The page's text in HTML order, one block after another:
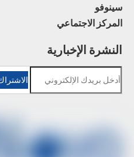
للنظام
للخطوط
تسوية
الحاصلة
سينوفو
المركز الاجتماعي
النشرة الإخبارية